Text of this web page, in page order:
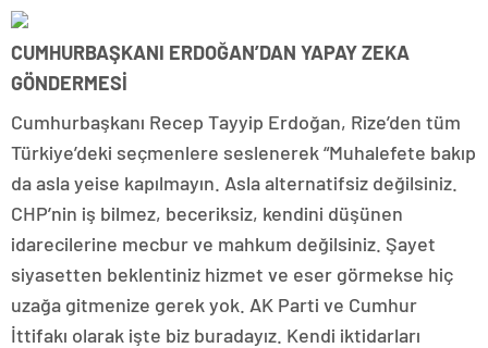
CUMHURBAŞKANI ERDOĞAN’DAN YAPAY ZEKA
GÖNDERMESİ
Cumhurbaşkanı Recep Tayyip Erdoğan, Rize’den tüm
Türkiye’deki seçmenlere seslenerek “Muhalefete bakıp
da asla yeise kapılmayın. Asla alternatifsiz değilsiniz.
CHP’nin iş bilmez, beceriksiz, kendini düşünen
idarecilerine mecbur ve mahkum değilsiniz. Şayet
siyasetten beklentiniz hizmet ve eser görmekse hiç
uzağa gitmenize gerek yok. AK Parti ve Cumhur
İttifakı olarak işte biz buradayız. Kendi iktidarları